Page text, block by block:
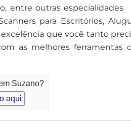
entre outras especialidades
para Escritórios,
que você tanto
as melhores ferramentas
Suzano?
aqui